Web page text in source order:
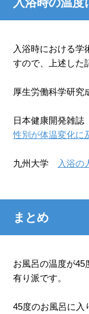
入浴時における学
すので、上述した
厚生労働科学研
日本健康開発雑誌
性別が体温変化に
九州大学 入浴の
まとめ
お風呂の温度が45
有り派です。
45度のお風呂に入